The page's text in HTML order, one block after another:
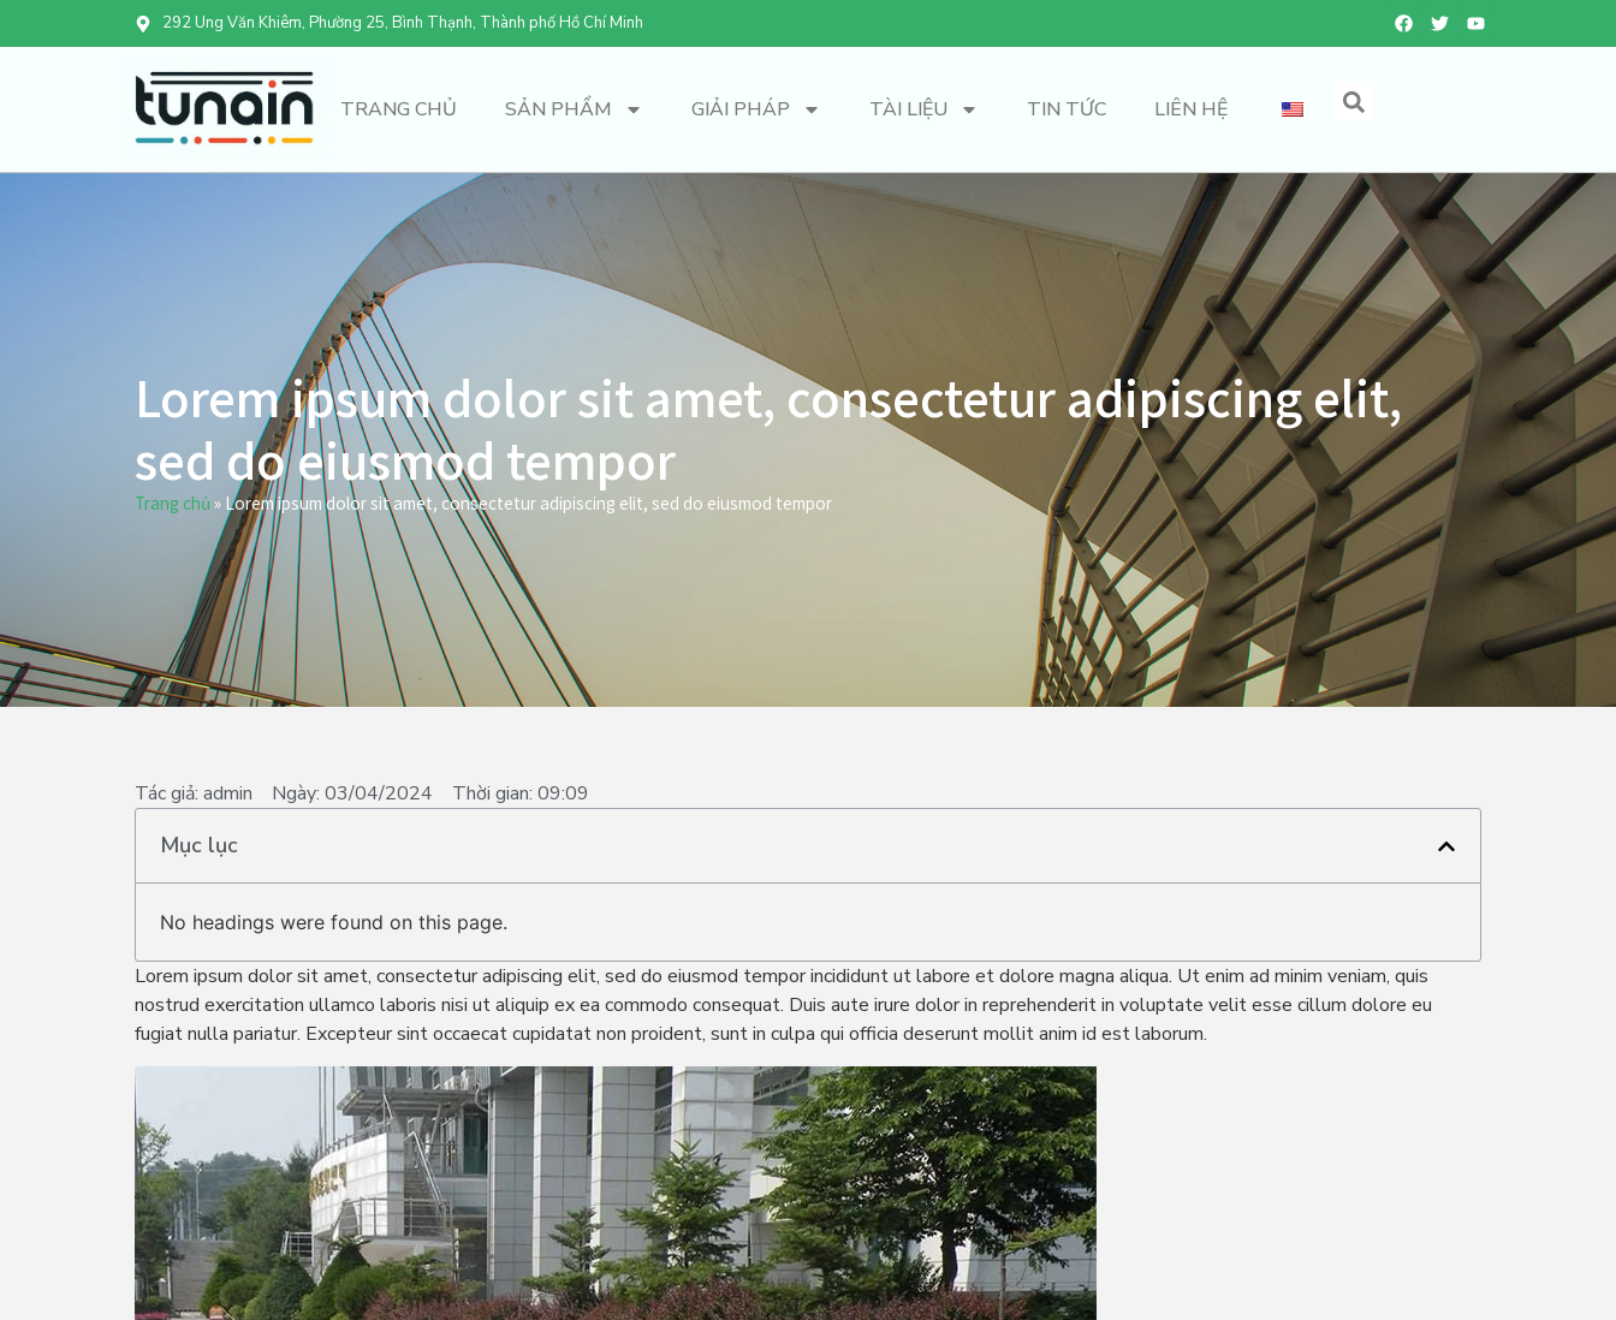
292 Ung Văn Khiêm, Phường 25, Bình Thạnh, Thành phố Hồ Chí Minh
TRANG CHỦ SẢN PHẨM GIẢI PHÁP TÀI LIỆU TIN TỨC LIÊN HỆ
Lorem ipsum dolor sit amet, consectetur adipiscing elit,
sed do eiusmod tempor
Trang chủ » Lorem ipsum dolor sit amet, consectetur adipiscing elit, sed do eiusmod tempor
Tác giả: admin Ngày: 03/04/2024 Thời gian: 09:09
Mục lục
No headings were found on this page.
Lorem ipsum dolor sit amet, consectetur adipiscing elit, sed do eiusmod tempor incididunt ut labore et dolore magna aliqua. Ut enim ad minim veniam, quis
nostrud exercitation ullamco laboris nisi ut aliquip ex ea commodo consequat. Duis aute irure dolor in reprehenderit in voluptate velit esse cillum dolore eu
fugiat nulla pariatur. Excepteur sint occaecat cupidatat non proident, sunt in culpa qui officia deserunt mollit anim id est laborum.